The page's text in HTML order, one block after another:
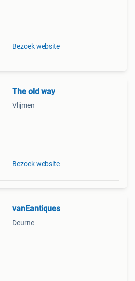
Bezoek website
The old way
Vlijmen
Bezoek website
vanEantiques
Deurne